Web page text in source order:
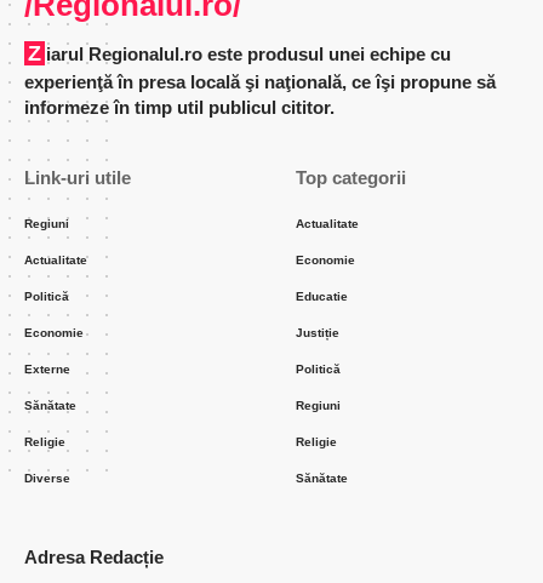
Ziarul Regionalul.ro este produsul unei echipe cu
experienţă în presa locală şi naţională, ce îşi propune să
informeze în timp util publicul cititor.
Link-uri utile
Regiuni
Actualitate
Politică
Economie
Externe
Sănătate
Religie
Diverse
Top categorii
Actualitate
Economie
Educatie
Justiție
Politică
Regiuni
Religie
Sănătate
Adresa Redacție